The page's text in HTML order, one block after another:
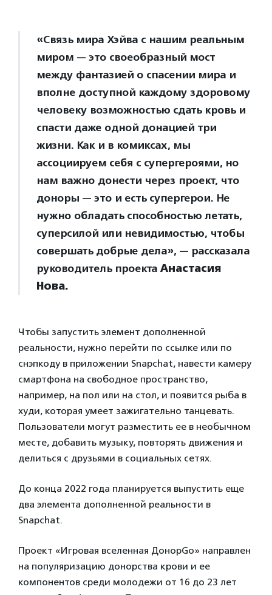
«Связь мира Хэйва с нашим реальным
миром — это своеобразный мост
между фантазией о спасении мира и
вполне доступной каждому здоровому
человеку возможностью сдать кровь и
спасти даже одной донацией три
жизни. Как и в комиксах, мы
ассоциируем себя с супергероями, но
нам важно донести через проект, что
доноры — это и есть супергерои. Не
нужно обладать способностью летать,
суперсилой или невидимостью, чтобы
совершать добрые дела», — рассказала
руководитель проекта Анастасия
Нова.
Чтобы запустить элемент дополненной
реальности, нужно перейти по ссылке или по
снэпкоду в приложении Snapchat, навести камеру
смартфона на свободное пространство,
например, на пол или на стол, и появится рыба в
худи, которая умеет зажигательно танцевать.
Пользователи могут разместить ее в необычном
месте, добавить музыку, повторять движения и
делиться с друзьями в социальных сетях.
До конца 2022 года планируется выпустить еще
два элемента дополненной реальности в
Snapchat.
Проект «Игровая вселенная ДонорGo» направлен
на популяризацию донорства крови и ее
компонентов среди молодежи от 16 до 23 лет